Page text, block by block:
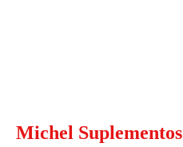
Michel Suplementos